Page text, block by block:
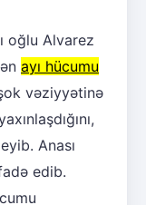
oğlu Alvarez
ayı hücumu
vəziyyətinə
Anası
edib.